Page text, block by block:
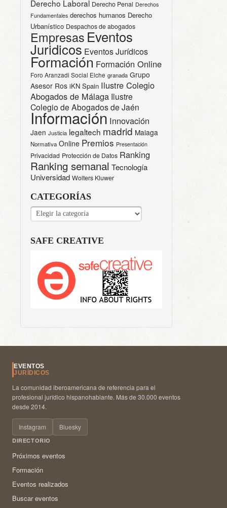
Derecho Laboral Derecho Penal Derechos
Fundamentales derechos humanos Derecho
Urbanístico Despachos de abogados
Empresas Eventos
Juridicos Eventos Jurídicos
Formación Formación Online
Foro Aranzadi Social Elche granada Grupo
Asesor Ros iKN Spain Ilustre Colegio
Abogados de Málaga Ilustre
Colegio de Abogados de Jaén
Información Innovación
Jaen Justicia legaltech madrid Malaga
Normativa Online Premios Presentación
Privacidad Protección de Datos Ranking
Ranking semanal Tecnología
Universidad Wolters Kluwer
CATEGORÍAS
CATEGORÍAS
SAFE CREATIVE
EVENTOS
JURÍDICOS
La comunidad iberoamericana de referencia para el
profesional jurídico hispanohablante. Más de 30.000 eventos
desde 2014.
Instagram Bluesky
DIRECTORIO
Próximos eventos
Formación
Eventos realizados
Buscar eventos